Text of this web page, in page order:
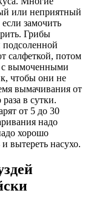
или неприятный
замочить
Грибы
подсоленной
салфеткой, потом
с вымоченными
чтобы они не
вымачивания от
в сутки.
от 5 до 30
надо
хорошо
вытереть насухо.